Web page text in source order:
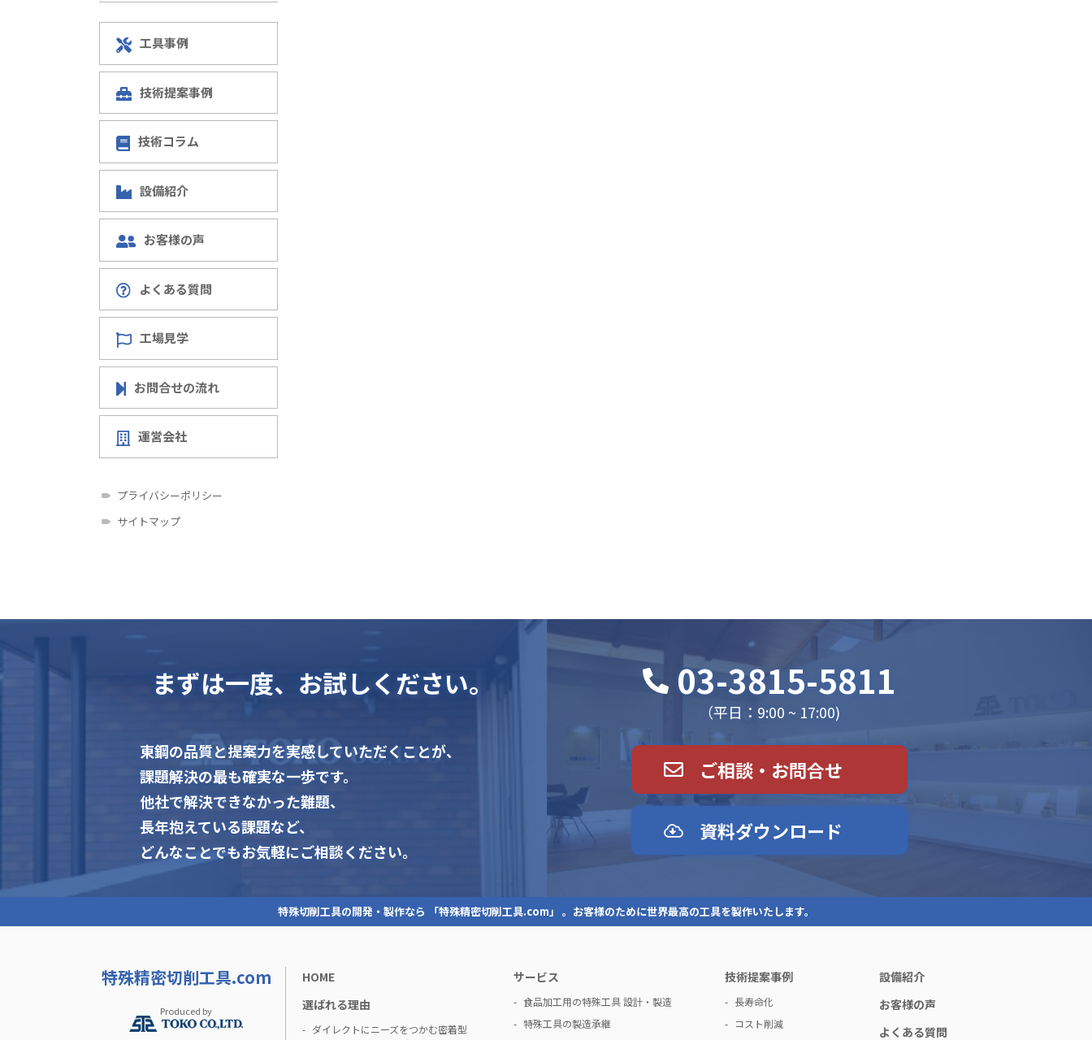
工具事例
技術提案事例
技術コラム
設備紹介
お客様の声
よくある質問
工場見学
お問合せの流れ
運営会社
プライバシーポリシー
サイトマップ
まずは一度、お試しください。
東鋼の品質と提案力を実感していただくことが、
課題解決の最も確実な一歩です。
他社で解決できなかった難題、
長年抱えている課題など、
どんなことでもお気軽にご相談ください。
03-3815-5811
（平日：9:00 ~ 17:00)
ご相談・お問合せ
資料ダウンロード
特殊切削工具の開発・製作なら 「特殊精密切削工具.com」 。お客様のために世界最高の工具を製作いたします。
特殊精密切削工具.com
Produced by
HOME
選ばれる理由
ダイレクトにニーズをつかむ密着型
サービス
食品加工用の特殊工具 設計・製造
特殊工具の製造承継
技術提案事例
長寿命化
コスト削減
設備紹介
お客様の声
よくある質問